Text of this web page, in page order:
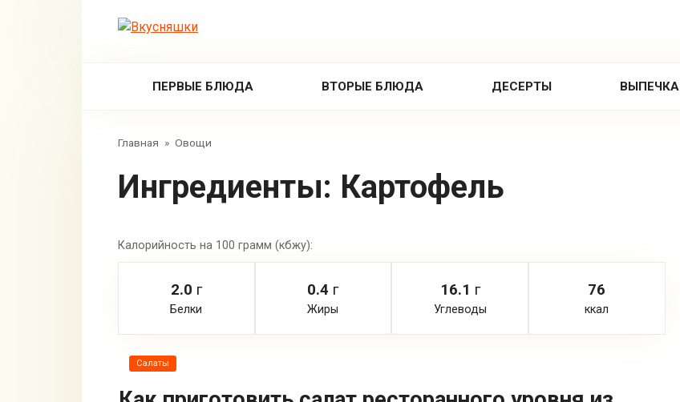
ПЕРВЫЕ БЛЮДА ВТОРЫЕ БЛЮДА ДЕСЕРТЫ ВЫПЕЧКА
Главная » Овощи
Ингредиенты: Картофель
Калорийность на 100 грамм (кбжу):
2.0 г
Белки
0.4 г
Жиры
16.1 г
Углеводы
76
ккал
Салаты